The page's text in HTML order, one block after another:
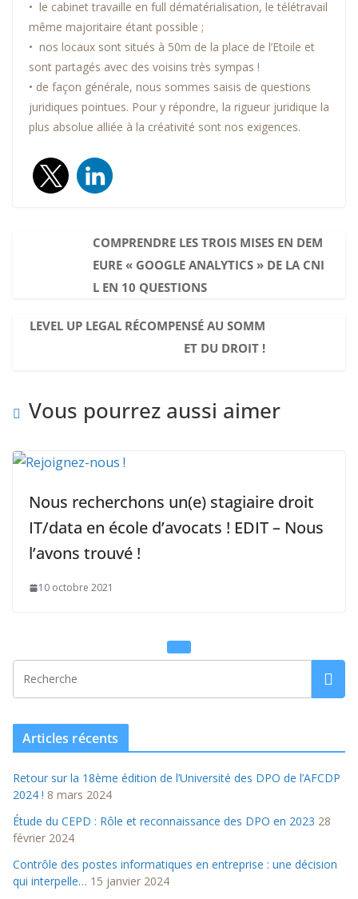
• le cabinet travaille en full dématérialisation, le télétravail
même majoritaire étant possible ;
• nos locaux sont situés à 50m de la place de l’Etoile et
sont partagés avec des voisins très sympas !
• de façon générale, nous sommes saisis de questions
juridiques pointues. Pour y répondre, la rigueur juridique la
plus absolue alliée à la créativité sont nos exigences.
COMPRENDRE LES TROIS MISES EN DEM
EURE « GOOGLE ANALYTICS » DE LA CNI
L EN 10 QUESTIONS
LEVEL UP LEGAL RÉCOMPENSÉ AU SOMM
ET DU DROIT !
Vous pourrez aussi aimer
Nous recherchons un(e) stagiaire droit
IT/data en école d’avocats ! EDIT – Nous
l’avons trouvé !
10 octobre 2021
Articles récents
Retour sur la 18ème édition de l’Université des DPO de l’AFCDP
2024 ! 8 mars 2024
Étude du CEPD : Rôle et reconnaissance des DPO en 2023 28
février 2024
Contrôle des postes informatiques en entreprise : une décision
qui interpelle… 15 janvier 2024